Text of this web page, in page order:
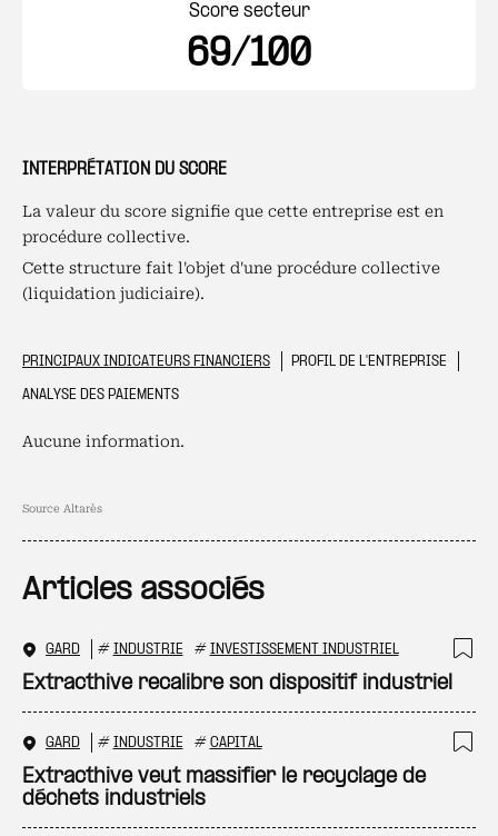
Score secteur
69/100
INTERPRÉTATION DU SCORE
La valeur du score signifie que cette entreprise est en
procédure collective.
Cette structure fait l'objet d'une procédure collective
(liquidation judiciaire).
PRINCIPAUX INDICATEURS FINANCIERS
PROFIL DE L'ENTREPRISE
ANALYSE DES PAIEMENTS
Aucune information.
Source Altarès
Articles associés
GARD # INDUSTRIE # INVESTISSEMENT INDUSTRIEL
Extracthive recalibre son dispositif industriel
GARD # INDUSTRIE # CAPITAL
Extracthive veut massifier le recyclage de
déchets industriels